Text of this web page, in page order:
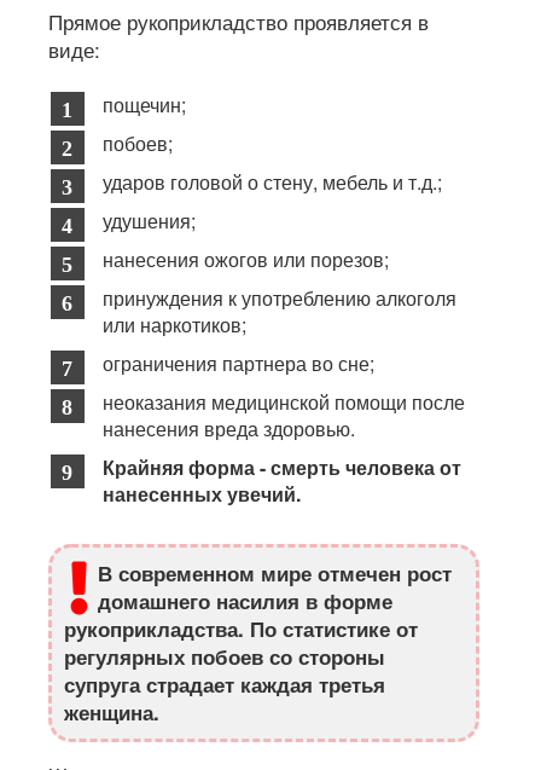
Прямое рукоприкладство проявляется в
виде:
пощечин;
побоев;
ударов головой о стену, мебель и т.д.;
удушения;
нанесения ожогов или порезов;
принуждения к употреблению алкоголя
или наркотиков;
ограничения партнера во сне;
неоказания медицинской помощи после
нанесения вреда здоровью.
Крайняя форма - смерть человека от
нанесенных увечий.
В современном мире отмечен рост
домашнего насилия в форме
рукоприкладства. По статистике от
регулярных побоев со стороны
супруга страдает каждая третья
женщина.